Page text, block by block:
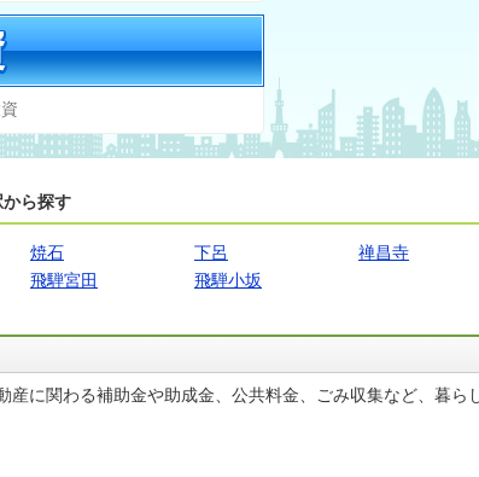
ら探す
焼石 下呂 禅昌寺
飛騨宮田 飛騨小坂
産に関わる補助金や助成金、公共料金、ごみ収集など、暮ら